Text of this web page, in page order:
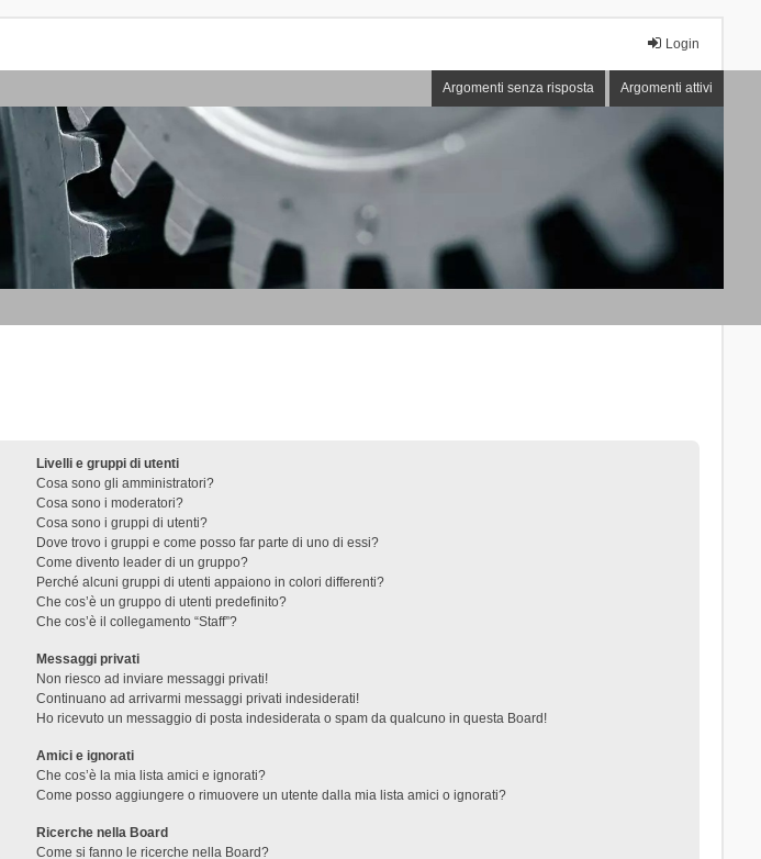
Login
Argomenti senza risposta Argomenti attivi
Livelli e gruppi di utenti
Cosa sono gli amministratori?
Cosa sono i moderatori?
Cosa sono i gruppi di utenti?
Dove trovo i gruppi e come posso far parte di uno di essi?
Come divento leader di un gruppo?
Perché alcuni gruppi di utenti appaiono in colori differenti?
Che cos’è un gruppo di utenti predefinito?
Che cos’è il collegamento “Staff”?
Messaggi privati
Non riesco ad inviare messaggi privati!
Continuano ad arrivarmi messaggi privati indesiderati!
Ho ricevuto un messaggio di posta indesiderata o spam da qualcuno in questa Board!
Amici e ignorati
Che cos’è la mia lista amici e ignorati?
Come posso aggiungere o rimuovere un utente dalla mia lista amici o ignorati?
Ricerche nella Board
Come si fanno le ricerche nella Board?